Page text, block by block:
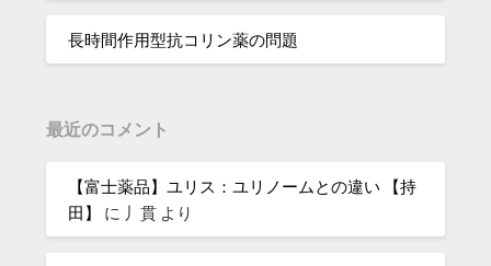
長時間作用型抗コリン薬の問題
最近のコメント
【富士薬品】ユリス：ユリノームとの違い 【持
田】
に 丿貫 より